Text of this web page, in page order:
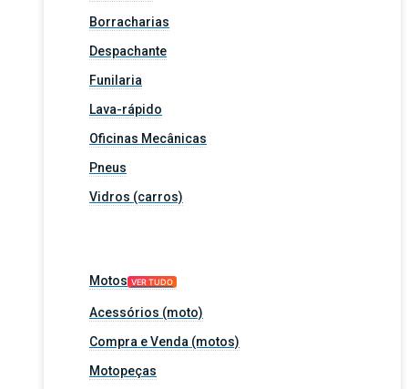
Borracharias
Despachante
Funilaria
Lava-rápido
Oficinas Mecânicas
Pneus
Vidros (carros)
Motos VER TUDO
Acessórios (moto)
Compra e Venda (motos)
Motopeças